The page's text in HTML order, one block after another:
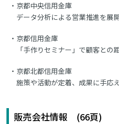
京都中央信用金庫
データ分析による営業推進を展
京都信用金庫
「手作りセミナー」で顧客との
京都北都信用金庫
施策や活動が定着、成果に手応
販売会社情報 (66頁)